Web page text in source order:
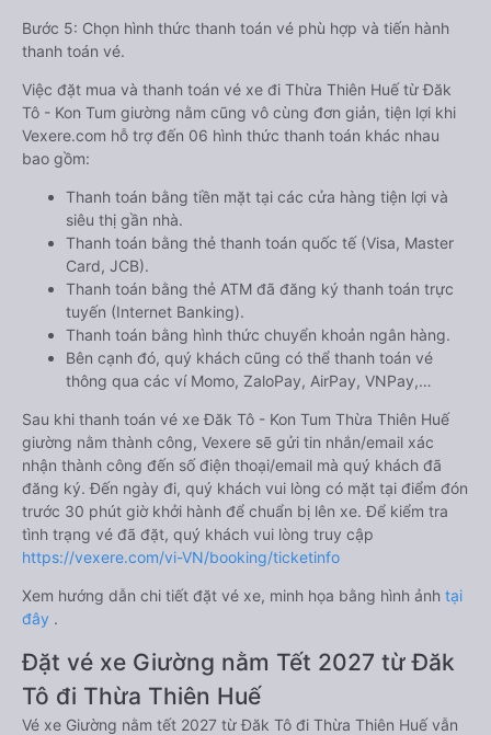
Bước 5: Chọn hình thức thanh toán vé phù hợp và tiến hành
thanh toán vé.
Việc đặt mua và thanh toán vé xe đi Thừa Thiên Huế từ Đăk
Tô - Kon Tum giường nằm cũng vô cùng đơn giản, tiện lợi khi
Vexere.com hỗ trợ đến 06 hình thức thanh toán khác nhau
bao gồm:
Thanh toán bằng tiền mặt tại các cửa hàng tiện lợi và
siêu thị gần nhà.
Thanh toán bằng thẻ thanh toán quốc tế (Visa, Master
Card, JCB).
Thanh toán bằng thẻ ATM đã đăng ký thanh toán trực
tuyến (Internet Banking).
Thanh toán bằng hình thức chuyển khoản ngân hàng.
Bên cạnh đó, quý khách cũng có thể thanh toán vé
thông qua các ví Momo, ZaloPay, AirPay, VNPay,…
Sau khi thanh toán vé xe Đăk Tô - Kon Tum Thừa Thiên Huế
giường nằm thành công, Vexere sẽ gửi tin nhắn/email xác
nhận thành công đến số điện thoại/email mà quý khách đã
đăng ký. Đến ngày đi, quý khách vui lòng có mặt tại điểm đón
trước 30 phút giờ khởi hành để chuẩn bị lên xe. Để kiểm tra
tình trạng vé đã đặt, quý khách vui lòng truy cập
https://vexere.com/vi-VN/booking/ticketinfo
Xem hướng dẫn chi tiết đặt vé xe, minh họa bằng hình ảnh tại
đây .
Đặt vé xe Giường nằm Tết 2027 từ Đăk
Tô đi Thừa Thiên Huế
Vé xe Giường nằm tết 2027 từ Đăk Tô đi Thừa Thiên Huế vẫn